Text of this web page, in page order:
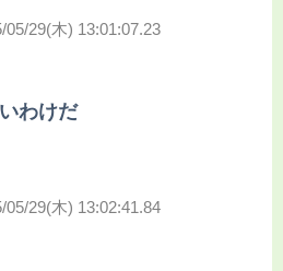
05/29(木) 13:01:07.23
わけだ
05/29(木) 13:02:41.84